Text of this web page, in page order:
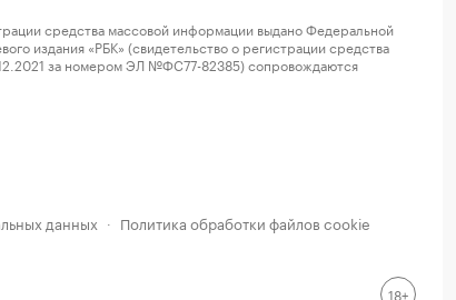
средства массовой информации выдано Федеральной
издания «РБК» (свидетельство о регистрации средства
за номером ЭЛ №ФС77-82385) сопровождаются
данных · Политика обработки файлов cookie
18+